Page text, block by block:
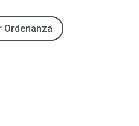
Ordenanza